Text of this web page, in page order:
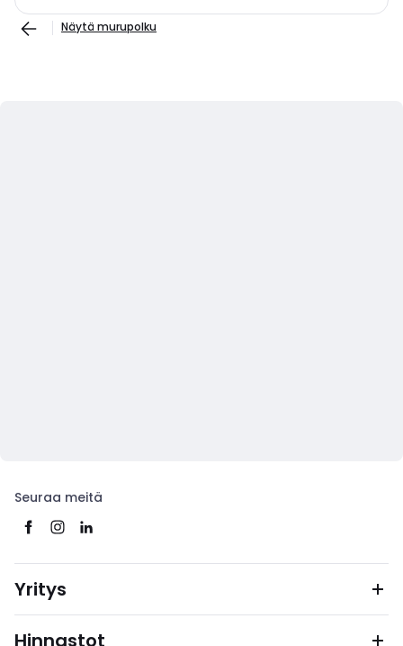
Näytä murupolku
Seuraa meitä
Yritys
Hinnastot